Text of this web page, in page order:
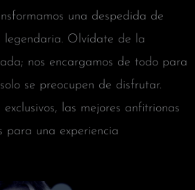
una despedida de
legendaria. Olvídate de la
nos encargamos de todo para
se preocupen de disfrutar.
las mejores anfitrionas
para una experiencia